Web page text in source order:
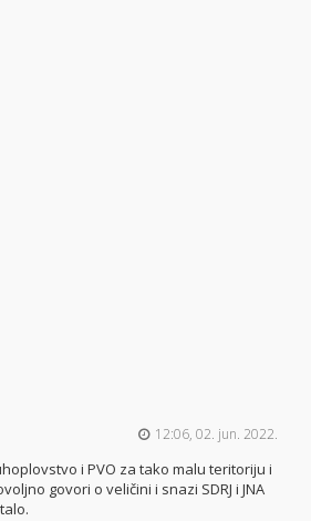
12:06, 02. jun. 2022.
i PVO za tako malu teritoriju i
govori o veličini i snazi SDRJ i JNA